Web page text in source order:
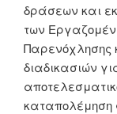
δράσεων και
των
Παρενόχλησης
διαδικασιών
καταπολέμηση